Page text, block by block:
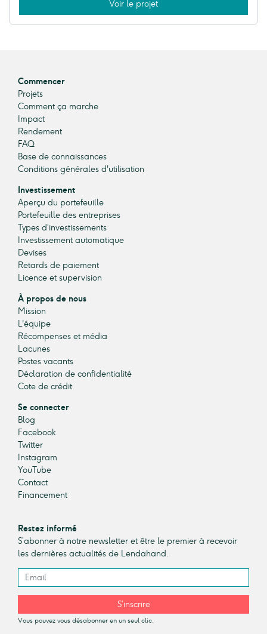
Voir le projet
Commencer
Projets
Comment ça marche
Impact
Rendement
FAQ
Base de connaissances
Conditions générales d'utilisation
Investissement
Aperçu du portefeuille
Portefeuille des entreprises
Types d’investissements
Investissement automatique
Devises
Retards de paiement
Licence et supervision
À propos de nous
Mission
L'équipe
Récompenses et média
Lacunes
Postes vacants
Déclaration de confidentialité
Cote de crédit
Se connecter
Blog
Facebook
Twitter
Instagram
YouTube
Contact
Financement
Restez informé
S’abonner à notre newsletter et être le premier à recevoir
les dernières actualités de Lendahand.
S’inscrire
Vous pouvez vous désabonner en un seul clic.